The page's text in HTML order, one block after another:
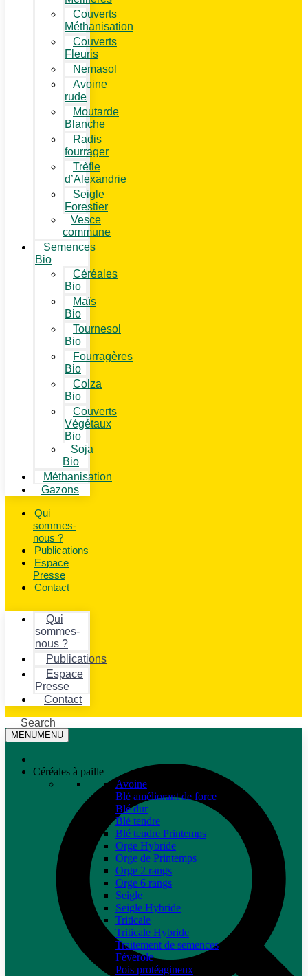
Couverts
Méthanisation
Couverts
Fleuris
Nemasol
Avoine
rude
Moutarde
Blanche
Radis
fourrager
Trèfle
d’Alexandrie
Seigle
Forestier
Vesce
commune
Semences
Bio
Céréales
Bio
Maïs
Bio
Tournesol
Bio
Fourragères
Bio
Colza
Bio
Couverts
Végétaux
Bio
Soja
Bio
Méthanisation
Gazons
Qui
sommes-
nous ?
Publications
Espace
Presse
Contact
Qui
sommes-
nous ?
Publications
Espace
Presse
Contact
Search
MENUMENU
Céréales à paille
Avoine
Blé améliorant de force
Blé dur
Blé tendre
Blé tendre Printemps
Orge Hybride
Orge de Printemps
Orge 2 rangs
Orge 6 rangs
Seigle
Seigle Hybride
Triticale
Triticale Hybride
Traitement de semences
Féverole
Pois protéagineux